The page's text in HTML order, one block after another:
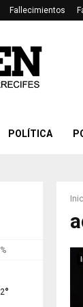
Fallecimientos
POLÍTICA
°